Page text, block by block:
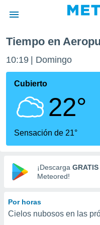
de
ha
que se
calidad.
a este
las
y
digital
basada
Tiempo en
10:19 Domingo
Cubierto
22°
Sensación de 21°
¡Descarga GRATIS
Meteored!
Por horas
Cielos nubosos en las